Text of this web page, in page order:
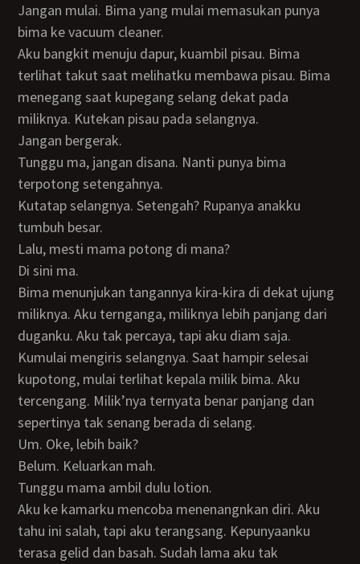
Jangan mulai. Bima yang mulai memasukan punya
bima ke vacuum cleaner.
Aku bangkit menuju dapur, kuambil pisau. Bima
terlihat takut saat melihatku membawa pisau. Bima
menegang saat kupegang selang dekat pada
miliknya. Kutekan pisau pada selangnya.
Jangan bergerak.
Tunggu ma, jangan disana. Nanti punya bima
terpotong setengahnya.
Kutatap selangnya. Setengah? Rupanya anakku
tumbuh besar.
Lalu, mesti mama potong di mana?
Di sini ma.
Bima menunjukan tangannya kira-kira di dekat ujung
miliknya. Aku ternganga, miliknya lebih panjang dari
duganku. Aku tak percaya, tapi aku diam saja.
Kumulai mengiris selangnya. Saat hampir selesai
kupotong, mulai terlihat kepala milik bima. Aku
tercengang. Milik’nya ternyata benar panjang dan
sepertinya tak senang berada di selang.
Um. Oke, lebih baik?
Belum. Keluarkan mah.
Tunggu mama ambil dulu lotion.
Aku ke kamarku mencoba menenangnkan diri. Aku
tahu ini salah, tapi aku terangsang. Kepunyaanku
terasa gelid dan basah. Sudah lama aku tak